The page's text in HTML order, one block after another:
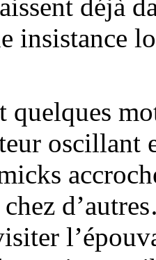
déjà
insistance
quelques